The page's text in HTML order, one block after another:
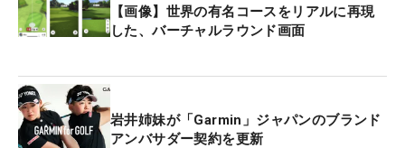
【画像】世界の有名コースをリアルに再現
した、バーチャルラウンド画面
岩井姉妹が「Garmin」ジャパンのブランド
アンバサダー契約を更新